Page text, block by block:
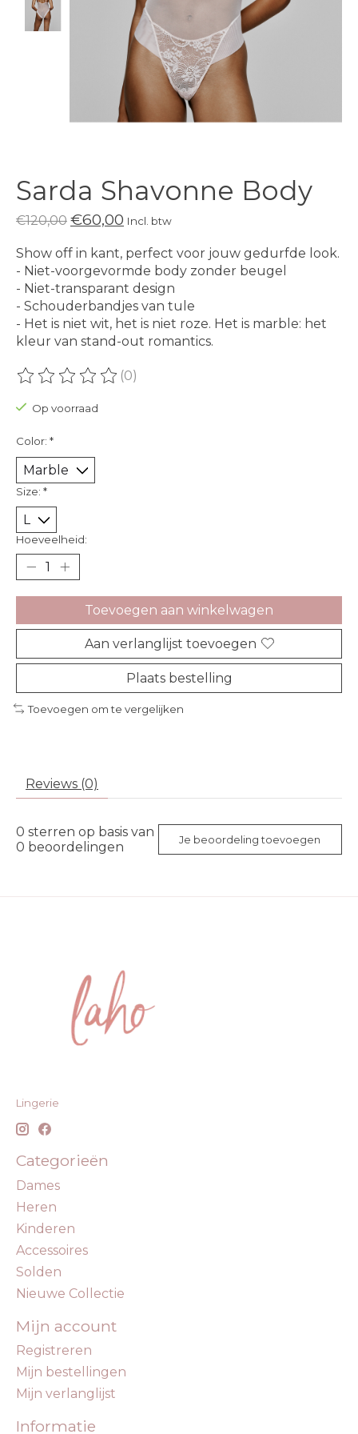
Sarda Shavonne Body
€120,00 €60,00 Incl. btw
Show off in kant, perfect voor jouw gedurfde look.
- Niet-voorgevormde body zonder beugel
- Niet-transparant design
- Schouderbandjes van tule
- Het is niet wit, het is niet roze. Het is marble: het
kleur van stand-out romantics.
De beoordeling van dit product is
(0)
Op voorraad
Color: *
Size: *
Hoeveelheid:
Toevoegen aan winkelwagen
Aan verlanglijst toevoegen
Plaats bestelling
Toevoegen om te vergelijken
Reviews (0)
0 sterren op basis van
0 beoordelingen Je beoordeling toevoegen
Lingerie
Categorieën
Dames
Heren
Kinderen
Accessoires
Solden
Nieuwe Collectie
Mijn account
Registreren
Mijn bestellingen
Mijn verlanglijst
Informatie